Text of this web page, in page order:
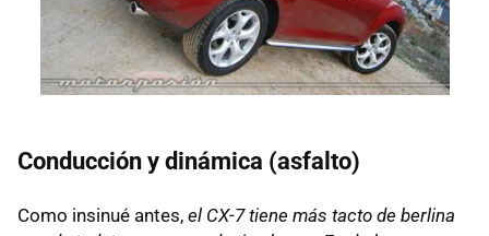
Conducción y dinámica (asfalto)
Como insinué antes, el CX-7 tiene más tacto de berlina